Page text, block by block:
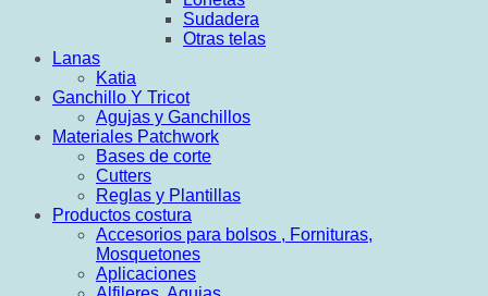
Sudadera
Otras telas
Lanas
Katia
Ganchillo Y Tricot
Agujas y Ganchillos
Materiales Patchwork
Bases de corte
Cutters
Reglas y Plantillas
Productos costura
Accesorios para bolsos , Fornituras,
Mosquetones
Aplicaciones